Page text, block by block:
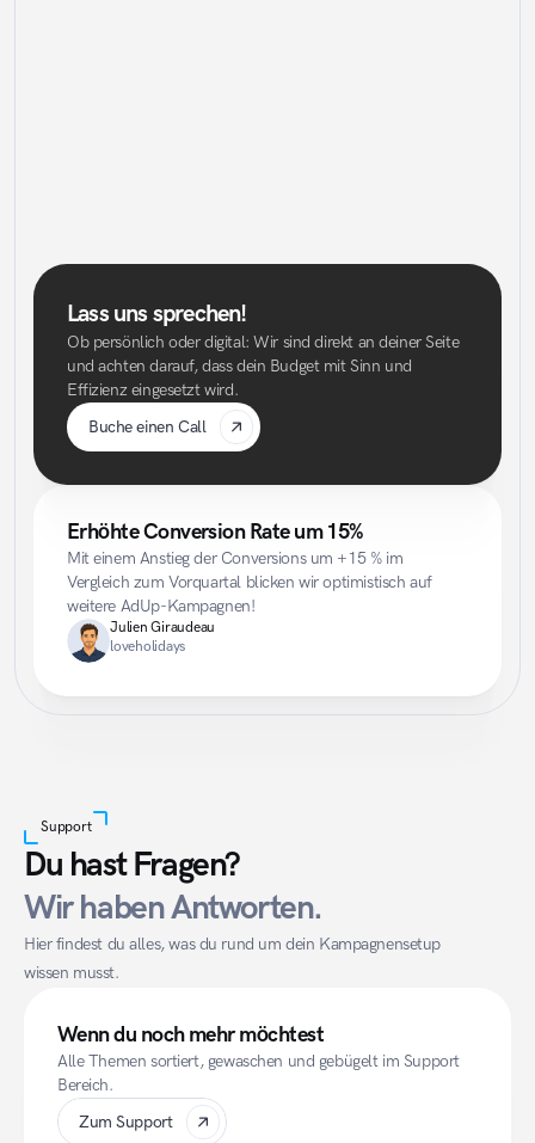
Erhöhte Conversion Rate um 15%
Mit einem Anstieg der Conversions um +15 % im
Vergleich zum Vorquartal blicken wir optimistisch auf
weitere AdUp-Kampagnen!
Julien Giraudeau
loveholidays
Lass uns sprechen!
Ob persönlich oder digital: Wir sind direkt an deiner Seite
und achten darauf, dass dein Budget mit Sinn und
Effizienz eingesetzt wird.
Buche einen Call
Support
Du hast Fragen?
Wir haben Antworten.
Hier findest du alles, was du rund um dein Kampagnensetup
wissen musst.
Wenn du noch mehr möchtest
Alle Themen sortiert, gewaschen und gebügelt im Support
Bereich.
Zum Support